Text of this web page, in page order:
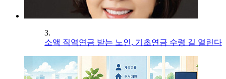
3.
소액 직역연금 받는 노인, 기초연금 수령 길 열린다